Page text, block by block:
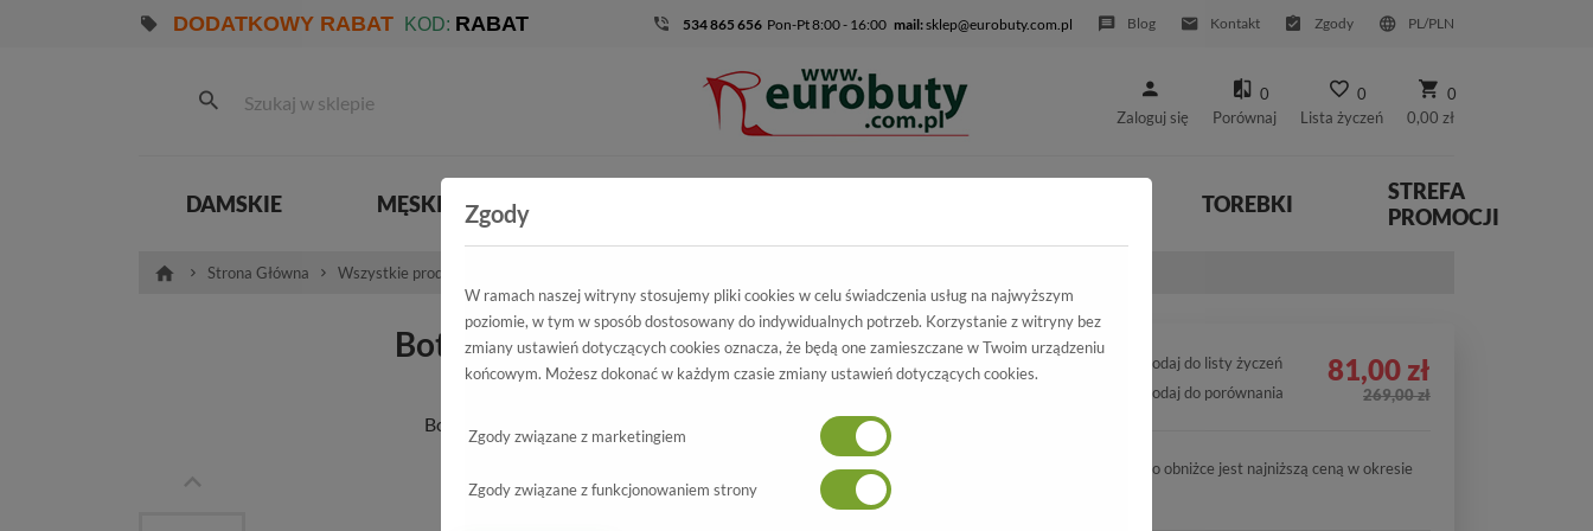
DODATKOWY RABAT KOD: RABAT 534 865 656 Pon-Pt 8:00 - 16:00 mail:sklep@eurobuty.com.pl Blog Kontakt Zgody PL/PLN
Zaloguj się
0
Porównaj
0
Lista życzeń
0
0,00 zł
DAMSKIE MĘSKIE TOREBKI
STREFA
PROMOCJI
Strona Główna Wszystkie produkty
Wszystkie produkty
Botki Lucca 7620/1 Czarny
Nubuk/Strecz
Botki Lucca 7620/1 Czarny Nubuk/Strecz
Dodaj do listy życzeń
Dodaj do porównania
81,00 zł
269,00 zł
Cena po obniżce jest najniższą ceną w okresie
Zgody
W ramach naszej witryny stosujemy pliki cookies w celu świadczenia usług na najwyższym
poziomie, w tym w sposób dostosowany do indywidualnych potrzeb. Korzystanie z witryny bez
zmiany ustawień dotyczących cookies oznacza, że będą one zamieszczane w Twoim urządzeniu
końcowym. Możesz dokonać w każdym czasie zmiany ustawień dotyczących cookies.
Zgody związane z marketingiem
Zgody związane z funkcjonowaniem strony